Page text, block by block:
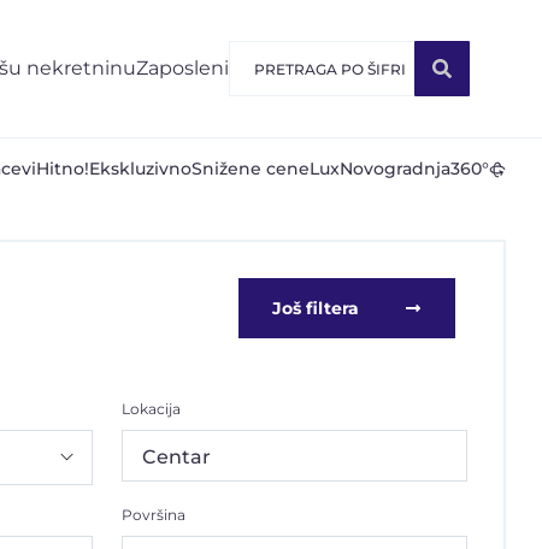
nekretninuZaposleni
Hitno!EkskluzivnoSnižene ceneLuxNovogradnja360°
Još filtera
Lokacija
Centar
Površina